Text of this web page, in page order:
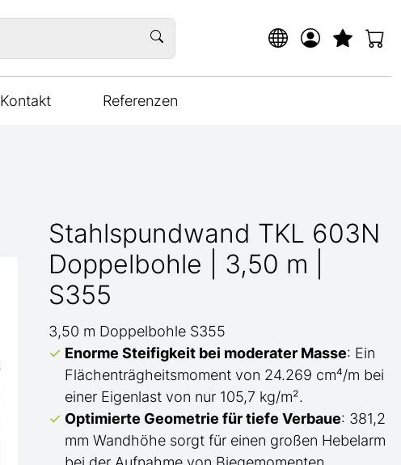
Kontakt Referenzen
Stahlspundwand TKL 603N
Doppelbohle | 3,50 m |
S355
3,50 m Doppelbohle S355
Enorme Steifigkeit bei moderater Masse: Ein
Flächenträgheitsmoment von 24.269 cm⁴/m bei
einer Eigenlast von nur 105,7 kg/m².
Optimierte Geometrie für tiefe Verbaue: 381,2
mm Wandhöhe sorgt für einen großen Hebelarm